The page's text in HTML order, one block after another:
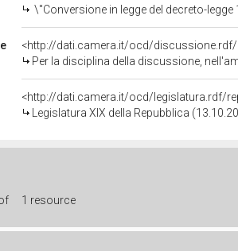
\"Conversione in legge del decreto-legge 11 aprile 2025, n. 48, recante disposizioni urgenti in
<http://dati.camera.it/ocd/discussione.rdf/
Per la disciplina della discussione,
<http://dati.camera.it/ocd/legislatura.rdf/
Legislatura XIX della Repubblica
1 resource